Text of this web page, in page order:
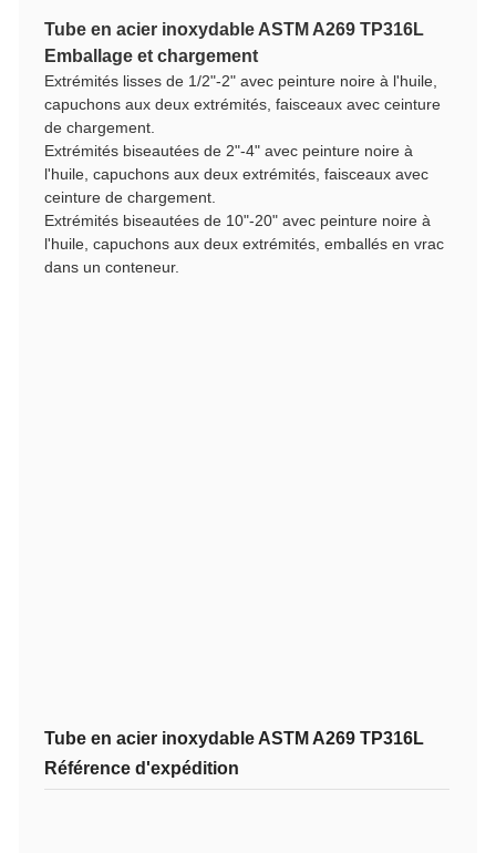
Tube en acier inoxydable ASTM A269 TP316L
Emballage et chargement
Extrémités lisses de 1/2"-2" avec peinture noire à l'huile,
capuchons aux deux extrémités, faisceaux avec ceinture
de chargement.
Extrémités biseautées de 2"-4" avec peinture noire à
l'huile, capuchons aux deux extrémités, faisceaux avec
ceinture de chargement.
Extrémités biseautées de 10"-20" avec peinture noire à
l'huile, capuchons aux deux extrémités, emballés en vrac
dans un conteneur.
Tube en acier inoxydable ASTM A269 TP316L
Référence d'expédition